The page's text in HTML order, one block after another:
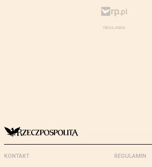
KONTAKT REGULAMIN